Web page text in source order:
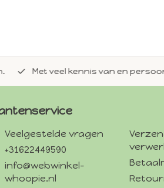
Met veel kennis van en
Veelgestelde vragen
+31622449590
info@webwinkel-
whoopie.nl